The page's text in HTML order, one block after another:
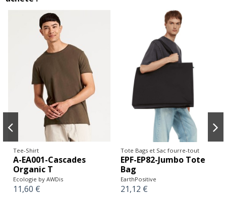
Tee-Shirt
A-EA001-Cascades
Organic T
Ecologie by AWDis
11,60 €
Tote Bags et Sac fourre-tout
EPF-EP82-Jumbo Tote
Bag
EarthPositive
21,12 €